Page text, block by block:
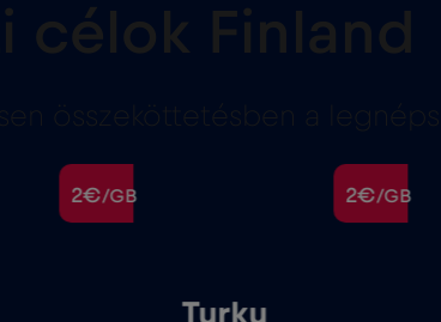
célok Finland
összeköttetésben a
2€/GB 2€/GB
Turku